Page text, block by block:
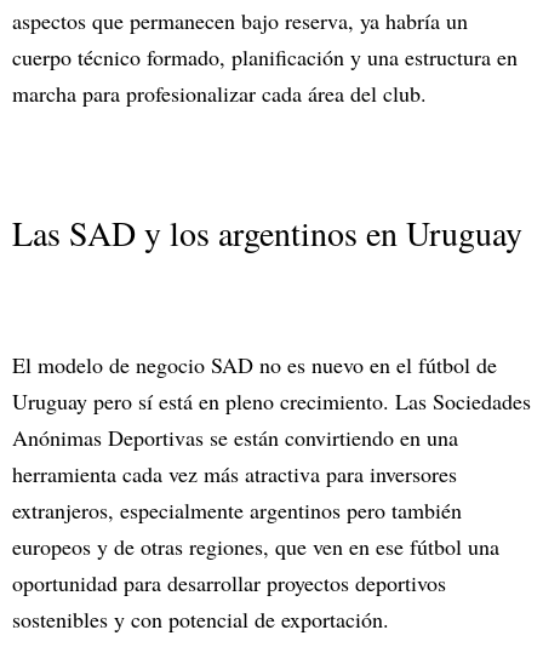
aspectos que permanecen bajo reserva, ya habría un
cuerpo técnico formado, planificación y una estructura en
marcha para profesionalizar cada área del club.
Las SAD y los argentinos en Uruguay
El modelo de negocio SAD no es nuevo en el fútbol de
Uruguay pero sí está en pleno crecimiento. Las Sociedades
Anónimas Deportivas se están convirtiendo en una
herramienta cada vez más atractiva para inversores
extranjeros, especialmente argentinos pero también
europeos y de otras regiones, que ven en ese fútbol una
oportunidad para desarrollar proyectos deportivos
sostenibles y con potencial de exportación.